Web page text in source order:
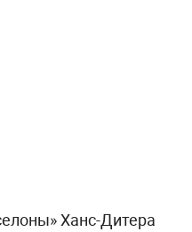
Ханс-Дитера